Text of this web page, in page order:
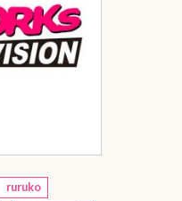
ruruko